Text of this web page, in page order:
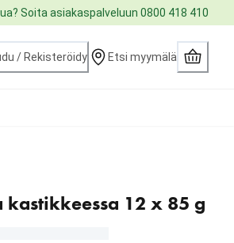
Soita asiakaspalveluun 0800 418 410
/ Rekisteröidy Etsi myymälä
12 x 85 g